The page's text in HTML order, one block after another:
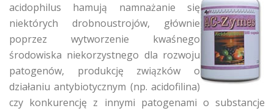
acidophilus hamują namnażanie się
niektórych drobnoustrojów, głównie
poprzez wytworzenie kwaśnego
środowiska niekorzystnego dla rozwoju
patogenów, produkcję związków o
działaniu antybiotycznym (np. acidofilina)
czy konkurencję z innymi patogenami o substancje